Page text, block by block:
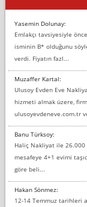
Yasemin Dolunay:
Emlakçı tavsiyesiyle
isminin B* olduğunu
verdi. Fiyatın fazl...
Muzaffer Kartal:
Ulusoy Evden Eve
hizmeti almak üzere,
ulusoyevdeneve.com.tr
Banu Türksoy:
Haliç Nakliyat ile 26.000
mesafeye 4+1 evimi
göre beli...
Hakan Sönmez:
12-14 Temmuz tarihleri